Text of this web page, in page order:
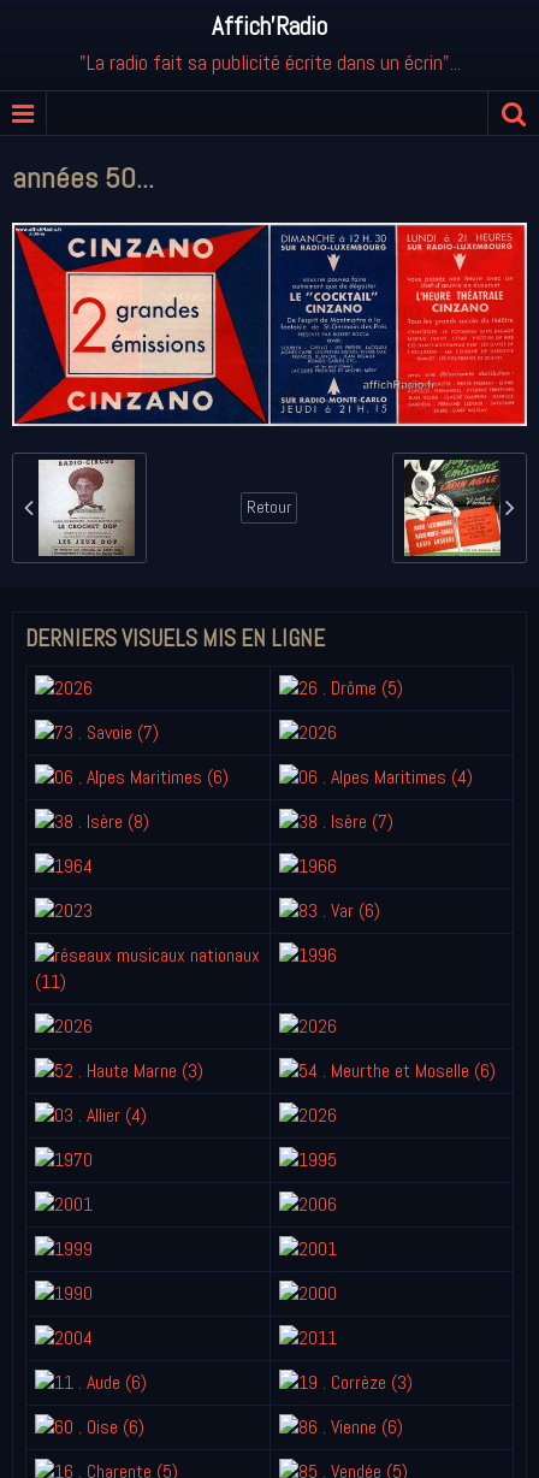
Affich'Radio
"La radio fait sa publicité écrite dans un écrin"...
années 50...
Retour
DERNIERS VISUELS MIS EN LIGNE